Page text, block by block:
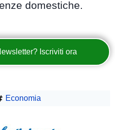
domestiche.
Iscriviti ora
Economia